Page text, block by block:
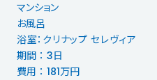
マンション
お風呂
浴室：クリナップ セレヴィア
期間 ： 3日
費用 ： 181万円